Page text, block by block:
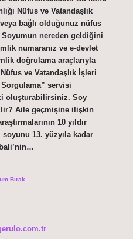
Nüfus ve Vatandaşlık
bağlı olduğunuz nüfus
nereden geldiğini
numaranız ve e-devlet
doğrulama araçlarıyla
ve Vatandaşlık İşleri
servisi
oluşturabilirsiniz. Soy
Aile geçmişine ilişkin
10 yıldır
13. yüzyıla kadar
Bırak